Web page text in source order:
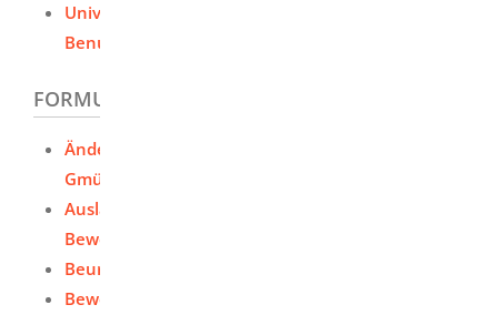
Universitätsbibliotheken des Landes -
Benutzerausweis beantragen
FORMULARE UND ONLINEDIENSTE
Änderung persönlicher Daten der PH Schwäbisch
Gmünd mitteilen
Ausländische Studienbewerberinnen und
Bewerber - PH Schwäbisch Gmünd
Beurlaubung - PH Schwäbisch Gmünd
Bewerben - Pädagogische Hochschule